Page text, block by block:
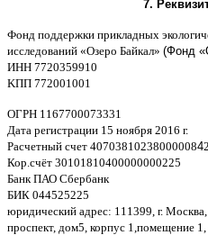
7.
Фонд поддержки прикладных
исследований «Озеро Байкал» (Фонд
ИНН 7720359910
KПП 772001001
ОГРН 1167700073331
Дата регистрации 15 ноября 2016 г.
Расчетный счет 407038102380000084
Кор счёт 30101810400000000225
Банк ПАО Сбербанк
БИК 044525225
юридический адрес: 111399, г. Москва
проспект, дом5, корпус 1, помещение 1,